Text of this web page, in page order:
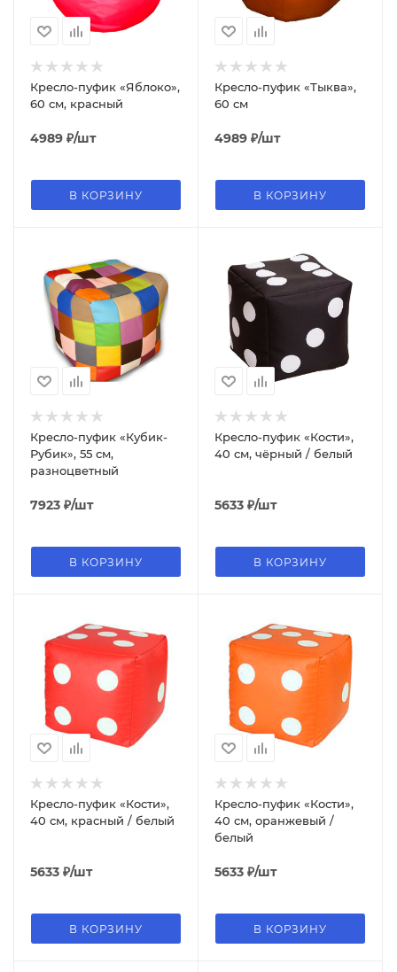
Кресло-пуфик «Яблоко»,
60 см, красный
4989 ₽/шт
В КОРЗИНУ
Кресло-пуфик «Тыква»,
60 см
4989 ₽/шт
В КОРЗИНУ
Кресло-пуфик «Кубик-
Рубик», 55 см,
разноцветный
7923 ₽/шт
В КОРЗИНУ
Кресло-пуфик «Кости»,
40 см, чёрный / белый
5633 ₽/шт
В КОРЗИНУ
Кресло-пуфик «Кости»,
40 см, красный / белый
5633 ₽/шт
В КОРЗИНУ
Кресло-пуфик «Кости»,
40 см, оранжевый /
белый
5633 ₽/шт
В КОРЗИНУ